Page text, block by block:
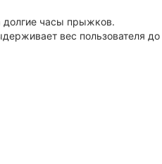
долгие часы прыжков.
вес пользователя до